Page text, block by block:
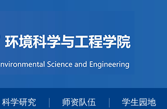
科学研究 师资队伍 学生园地